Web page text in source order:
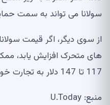
سولانا می تواند به سمت حمایت مستحکم
از سوی دیگر، اگر قیمت سولانا
های متحرک افزایش یابد،
117 تا 147 دلار به تجارت خود ادامه دهد.
منبع: U.Today